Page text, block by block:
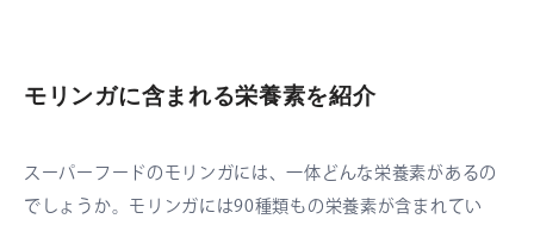
モリンガに含まれる栄養素を紹介
スーパーフードのモリンガには、一体どんな栄養素があるの
でしょうか。モリンガには90種類もの栄養素が含まれてい